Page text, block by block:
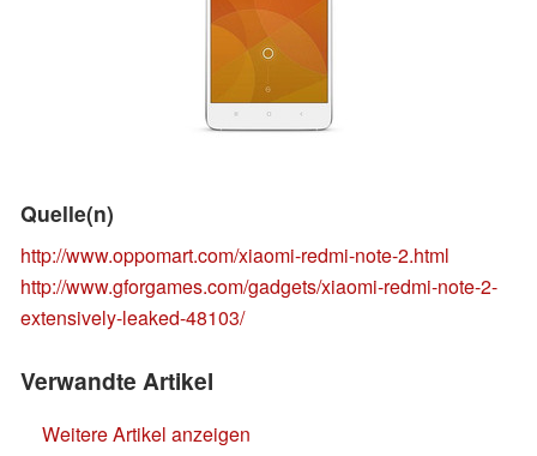
Quelle(n)
http://www.oppomart.com/xiaomi-redmi-note-2.html
http://www.gforgames.com/gadgets/xiaomi-redmi-note-2-
extensively-leaked-48103/
Verwandte Artikel
Weitere Artikel anzeigen